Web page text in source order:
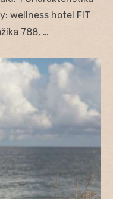
wellness hotel FIT
788, …